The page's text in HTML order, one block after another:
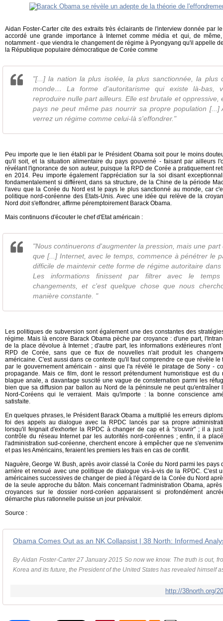
Aidan Foster-Carter cite des extraits très éclairants de l'interview donnée par
accordé une grande importance à Internet comme média et qui, de
notamment - que viendra le changement de régime à Pyongyang qu'il appelle
la République populaire démocratique de Corée comme
"[...] la nation la plus isolée, la plus sanctionnée, la plus
monde… La forme d'autoritarisme qui existe là-bas,
reproduire nulle part ailleurs. Elle est brutale et oppressive,
pays ne peut même pas nourrir sa propre population [...]
verrez un régime comme celui-là s'effondrer."
Peu importe que le lien établi par le Président Obama soit pour le moins
qu'il soit, et la situation alimentaire du pays gouverné - faisant par ailleurs
révélant l'ignorance de son auteur, puisque la RPD de Corée a pratiquement
en 2014. Peu importe également l'appréciation sur la soi disant
fondamentalement si différent, dans sa structure, de la Chine de la période
l'aveu que la Corée du Nord est le pays le plus sanctionné au monde, car
politique nord-coréenne des Etats-Unis. Avec une idée qui relève de la
Nord doits'effondrer, affirme péremptoirement Barack Obama.
Mais continuons d'écouter le chef d'Etat américain :
"Nous continuerons d'augmenter la pression, mais une
que [...] Internet, avec le temps, commence à pénétrer le
difficile de maintenir cette forme de régime autoritaire
Les informations finissent par filtrer avec le
changements, et c'est quelque chose que nous
manière constante. "
Les politiques de subversion sont également une des constantes des
régime. Mais là encore Barack Obama pèche par croyance : d'une part,
de la place dévolue à Internet ; d'autre part, les informations extérieures
RPD de Corée, sans que ce flux de nouvelles n'ait produit les
américaine. C'est aussi dans ce contexte qu'il faut comprendre ce que révèle
par le gouvernement américain - ainsi que l'a révélé le piratage de Sony -
propagande. Mais ce film, dont le ressort prétendument humoristique est
blague anale, a davantage suscité une vague de consternation parmi les
bien que sa diffusion par ballon au Nord de la péninsule ne peut qu'entraîner
Nord-Coréens qui le verraient. Mais qu'importe : la bonne conscience
satisfaite.
En quelques phrases, le Président Barack Obama a multiplié les erreurs
foi des appels au dialogue avec la RPDC lancés par sa propre
lorsqu'il feignait d'exhorter la RPDC à changer de cap et à "s'ouvrir" ; il a
contrôle du réseau Internet par les autorités nord-coréennes ; enfin, il a
l'administration sud-coréenne, cherchent encore à empêcher que ne
et pas les Américains, feraient les premiers les frais en cas de conflit.
Naguère, George W. Bush, après avoir classé la Corée du Nord parmi les pays
arrière et renoué avec une politique de dialogue vis-à-vis de la RPDC. C'est
américaines successives de changer de pied à l'égard de la Corée du Nord
de la seule approche du bâton. Mais concernant l'administration Obama,
croyances sur le dossier nord-coréen apparaissent si profondément
démarche plus rationnelle puisse un jour prévaloir.
Source :
Obama Comes Out as an NK Collapsist | 38 North: Informed
By Aidan Foster-Carter 27 January 2015 So now we know. The truth is out,
Korea and its future, the President of the United States has revealed himself
http://38north.org/